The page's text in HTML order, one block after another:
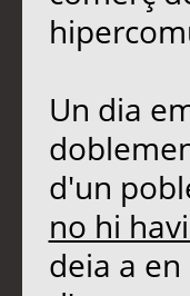
Un dia
d'un
no hi
deia a